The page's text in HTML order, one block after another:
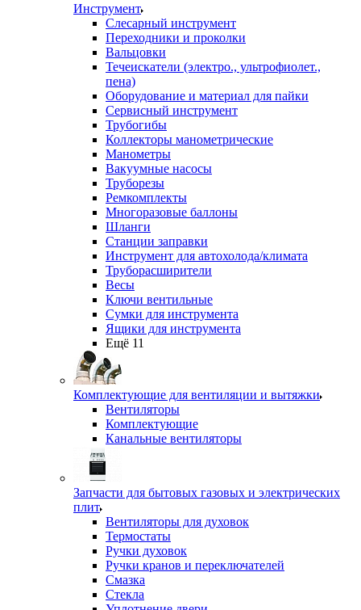
Инструмент
Слесарный инструмент
Переходники и проколки
Вальцовки
Течеискатели (электро., ультрофиолет.,
пена)
Оборудование и материал для пайки
Сервисный инструмент
Трубогибы
Коллекторы манометрические
Манометры
Вакуумные насосы
Труборезы
Ремкомплекты
Многоразовые баллоны
Шланги
Станции заправки
Инструмент для автохолода/климата
Труборасширители
Весы
Ключи вентильные
Сумки для инструмента
Ящики для инструмента
Ещё 11
Комплектующие для вентиляции и вытяжки
Вентиляторы
Комплектующие
Канальные вентиляторы
Запчасти для бытовых газовых и электрических
плит
Вентиляторы для духовок
Термостаты
Ручки духовок
Ручки кранов и переключателей
Смазка
Стекла